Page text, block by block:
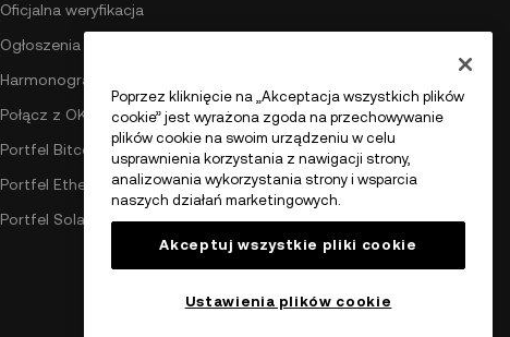
Oficjalna weryfikacja
Ogłoszenia
Harmonogram opłat DEX
Połącz z OKX
Portfel Bitcoin
Portfel Ethereum
Portfel Solana
Poprzez kliknięcie na „Akceptacja wszystkich plików
cookie” jest wyrażona zgoda na przechowywanie
plików cookie na swoim urządzeniu w celu
usprawnienia korzystania z nawigacji strony,
analizowania wykorzystania strony i wsparcia
naszych działań marketingowych.
Akceptuj wszystkie pliki cookie
Ustawienia plików cookie